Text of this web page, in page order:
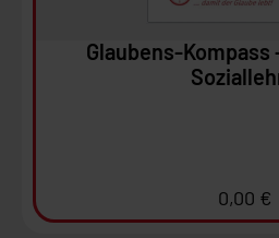
Glaubens-Kompass
0,00 €